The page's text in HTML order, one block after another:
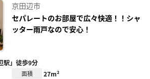
り登
録
京田辺市
セパレートのお部屋で広々快適！！シャ
ッター雨戸なので安心！
駅」徒歩9分
面積 27m²